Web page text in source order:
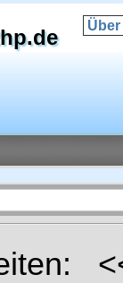
Über